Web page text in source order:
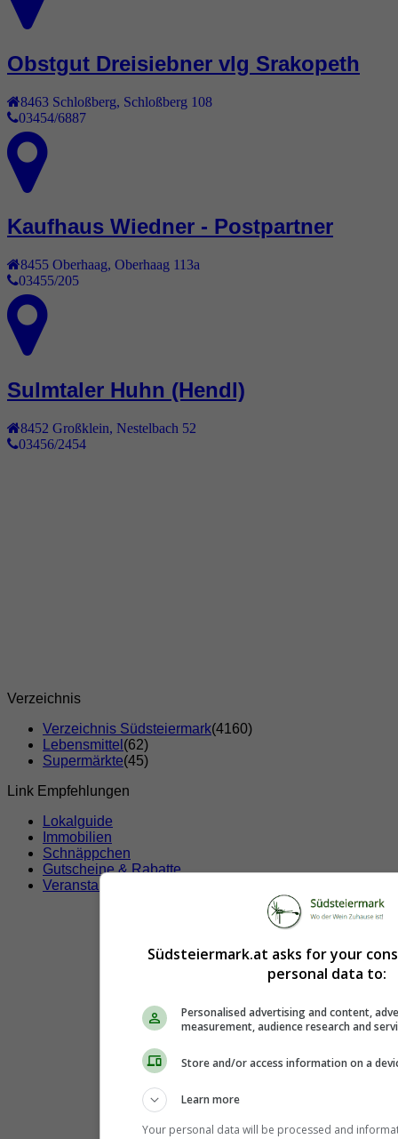
Obstgut Dreisiebner vlg Srakopeth
8463 Schloßberg
Schloßberg 108
03454/6887
Kaufhaus Wiedner - Postpartner
8455 Oberhaag, Oberhaag 113a
03455/205
Sulmtaler Huhn (Hendl)
8452 Großklein Nestelbach 52
03456/2454
Verzeichnis
Verzeichnis Südsteiermark(4160)
Lebensmittel (62)
Supermärkte(45)
Link Empfehlungen
Lokalguide
Immobilien
Schnäppchen
Gutscheine & Rabatte
Veranstaltungen
Südsteiermark.at asks for your
personal data to:
Personalised advertising and content,
measurement, audience research and
Store and/or access information on a
Learn more
Your personal data will be processed and